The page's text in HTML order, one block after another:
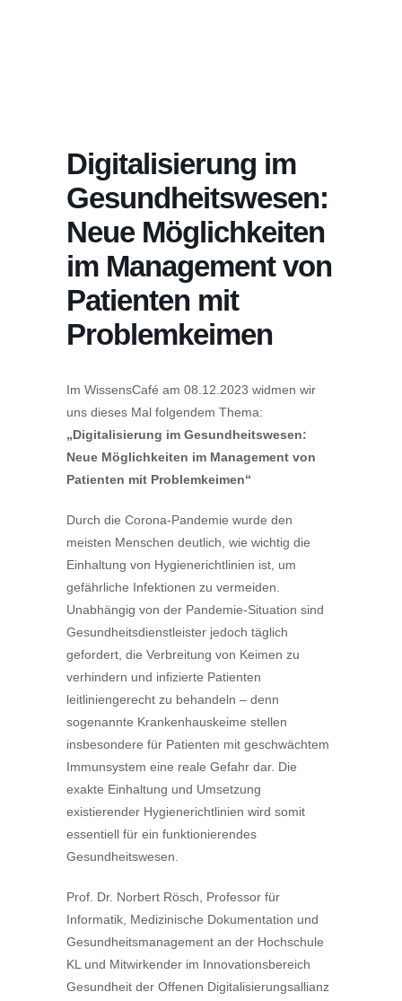
Digitalisierung im
Gesundheitswesen:
Neue Möglichkeiten
im Management von
Patienten mit
Problemkeimen
Im WissensCafé am 08.12.2023 widmen wir
uns dieses Mal folgendem Thema:
„Digitalisierung im Gesundheitswesen:
Neue Möglichkeiten im Management von
Patienten mit Problemkeimen“
Durch die Corona-Pandemie wurde den
meisten Menschen deutlich, wie wichtig die
Einhaltung von Hygienerichtlinien ist, um
gefährliche Infektionen zu vermeiden.
Unabhängig von der Pandemie-Situation sind
Gesundheitsdienstleister jedoch täglich
gefordert, die Verbreitung von Keimen zu
verhindern und infizierte Patienten
leitliniengerecht zu behandeln – denn
sogenannte Krankenhauskeime stellen
insbesondere für Patienten mit geschwächtem
Immunsystem eine reale Gefahr dar. Die
exakte Einhaltung und Umsetzung
existierender Hygienerichtlinien wird somit
essentiell für ein funktionierendes
Gesundheitswesen.
Prof. Dr. Norbert Rösch, Professor für
Informatik, Medizinische Dokumentation und
Gesundheitsmanagement an der Hochschule
KL und Mitwirkender im Innovationsbereich
Gesundheit der Offenen Digitalisierungsallianz